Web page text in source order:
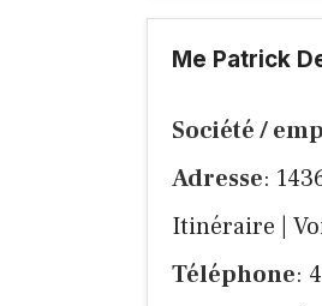
Me Patrick
Société /
Adresse:
Itinéraire
Téléphone: